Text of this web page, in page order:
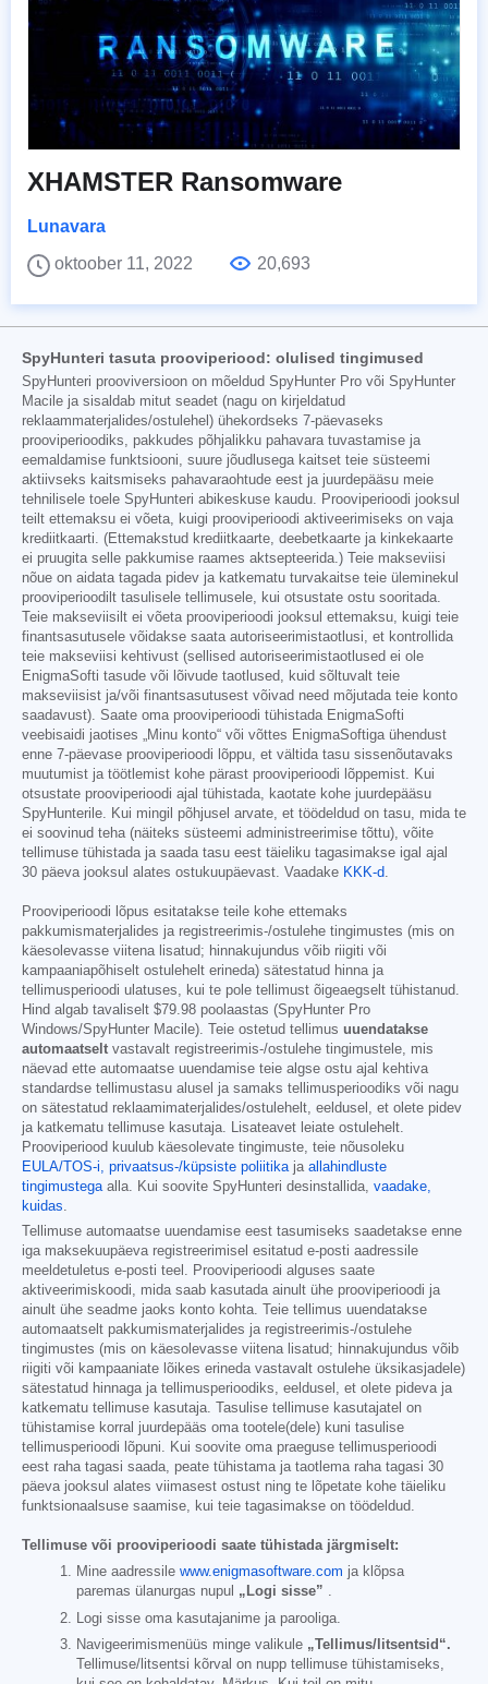
XHAMSTER Ransomware
Lunavara
oktoober 11, 2022
20,693
SpyHunteri tasuta prooviperiood: olulised tingimused
SpyHunteri prooviversioon on mõeldud SpyHunter Pro või SpyHunter
Macile ja sisaldab mitut seadet (nagu on kirjeldatud
reklaammaterjalides/ostulehel) ühekordseks 7-päevaseks
prooviperioodiks, pakkudes põhjalikku pahavara tuvastamise ja
eemaldamise funktsiooni, suure jõudlusega kaitset teie süsteemi
aktiivseks kaitsmiseks pahavaraohtude eest ja juurdepääsu meie
tehnilisele toele SpyHunteri abikeskuse kaudu. Prooviperioodi jooksul
teilt ettemaksu ei võeta, kuigi prooviperioodi aktiveerimiseks on vaja
krediitkaarti. (Ettemakstud krediitkaarte, deebetkaarte ja kinkekaarte
ei pruugita selle pakkumise raames aktsepteerida.) Teie makseviisi
nõue on aidata tagada pidev ja katkematu turvakaitse teie üleminekul
prooviperioodilt tasulisele tellimusele, kui otsustate ostu sooritada.
Teie makseviisilt ei võeta prooviperioodi jooksul ettemaksu, kuigi teie
finantsasutusele võidakse saata autoriseerimistaotlusi, et kontrollida
teie makseviisi kehtivust (sellised autoriseerimistaotlused ei ole
EnigmaSofti tasude või lõivude taotlused, kuid sõltuvalt teie
makseviisist ja/või finantsasutusest võivad need mõjutada teie konto
saadavust). Saate oma prooviperioodi tühistada EnigmaSofti
veebisaidi jaotises „Minu konto“ või võttes EnigmaSoftiga ühendust
enne 7-päevase prooviperioodi lõppu, et vältida tasu sissenõutavaks
muutumist ja töötlemist kohe pärast prooviperioodi lõppemist. Kui
otsustate prooviperioodi ajal tühistada, kaotate kohe juurdepääsu
SpyHunterile. Kui mingil põhjusel arvate, et töödeldud on tasu, mida te
ei soovinud teha (näiteks süsteemi administreerimise tõttu), võite
tellimuse tühistada ja saada tasu eest täieliku tagasimakse igal ajal
30 päeva jooksul alates ostukuupäevast. Vaadake KKK-d.
Prooviperioodi lõpus esitatakse teile kohe ettemaks
pakkumismaterjalides ja registreerimis-/ostulehe tingimustes (mis on
käesolevasse viitena lisatud; hinnakujundus võib riigiti või
kampaaniapõhiselt ostulehelt erineda) sätestatud hinna ja
tellimusperioodi ulatuses, kui te pole tellimust õigeaegselt tühistanud.
Hind algab tavaliselt $79.98 poolaastas (SpyHunter Pro
Windows/SpyHunter Macile). Teie ostetud tellimus uuendatakse
automaatselt vastavalt registreerimis-/ostulehe tingimustele, mis
näevad ette automaatse uuendamise teie algse ostu ajal kehtiva
standardse tellimustasu alusel ja samaks tellimusperioodiks või nagu
on sätestatud reklaamimaterjalides/ostulehelt, eeldusel, et olete pidev
ja katkematu tellimuse kasutaja. Lisateavet leiate ostulehelt.
Prooviperiood kuulub käesolevate tingimuste, teie nõusoleku
EULA/TOS-i, privaatsus-/küpsiste poliitikaja allahindluste
tingimustegaalla. Kui soovite SpyHunteri desinstallida, vaadake,
kuidas.
Tellimuse automaatse uuendamise eest tasumiseks saadetakse enne
iga maksekuupäeva registreerimisel esitatud e-posti aadressile
meeldetuletus e-posti teel. Prooviperioodi alguses saate
aktiveerimiskoodi, mida saab kasutada ainult ühe prooviperioodi ja
ainult ühe seadme jaoks konto kohta. Teie tellimus uuendatakse
automaatselt pakkumismaterjalides ja registreerimis-/ostulehe
tingimustes (mis on käesolevasse viitena lisatud; hinnakujundus võib
riigiti või kampaaniate lõikes erineda vastavalt ostulehe üksikasjadele)
sätestatud hinnaga ja tellimusperioodiks, eeldusel, et olete pideva ja
katkematu tellimuse kasutaja. Tasulise tellimuse kasutajatel on
tühistamise korral juurdepääs oma tootele(dele) kuni tasulise
tellimusperioodi lõpuni. Kui soovite oma praeguse tellimusperioodi
eest raha tagasi saada, peate tühistama ja taotlema raha tagasi 30
päeva jooksul alates viimasest ostust ning te lõpetate kohe täieliku
funktsionaalsuse saamise, kui teie tagasimakse on töödeldud.
Tellimuse või prooviperioodi saate tühistada järgmiselt:
Mine aadressile www.enigmasoftware.com ja klõpsa
paremas ülanurgas nupul „Logi sisse” .
Logi sisse oma kasutajanime ja parooliga.
Navigeerimismenüüs minge valikule „Tellimus/litsentsid“.
Tellimuse/litsentsi kõrval on nupp tellimuse tühistamiseks,